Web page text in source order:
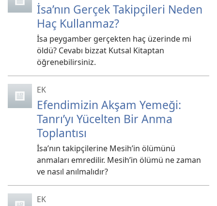
İsa’nın Gerçek Takipçileri Neden
Haç Kullanmaz?
İsa peygamber gerçekten haç üzerinde mi
öldü? Cevabı bizzat Kutsal Kitaptan
öğrenebilirsiniz.
EK
Efendimizin Akşam Yemeği:
Tanrı’yı Yücelten Bir Anma
Toplantısı
İsa’nın takipçilerine Mesih’in ölümünü
anmaları emredilir. Mesih’in ölümü ne zaman
ve nasıl anılmalıdır?
EK